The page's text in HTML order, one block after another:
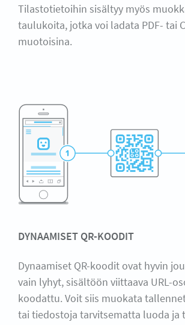
Tilastotietoihin sisältyy myös
taulukoita, jotka voi ladata PDF- tai
muotoisina.
DYNAAMISET QR-KOODIT
Dynaamiset QR-koodit ovat hyvin
vain lyhyt, sisältöön viittaava URL-
koodattu. Voit siis muokata
tai tiedostoja tarvitsematta luoda ja